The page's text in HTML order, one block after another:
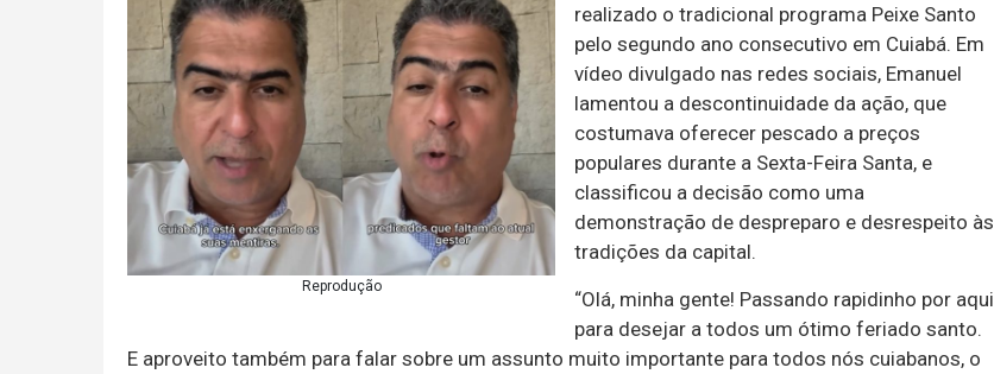
Reprodução
realizado o tradicional programa Peixe Santo
pelo segundo ano consecutivo em Cuiabá. Em
vídeo divulgado nas redes sociais, Emanuel
lamentou a descontinuidade da ação, que
costumava oferecer pescado a preços
populares durante a Sexta-Feira Santa, e
classificou a decisão como uma
demonstração de despreparo e desrespeito às
tradições da capital.
“Olá, minha gente! Passando rapidinho por aqui
para desejar a todos um ótimo feriado santo.
E aproveito também para falar sobre um assunto muito importante para todos nós cuiabanos, o